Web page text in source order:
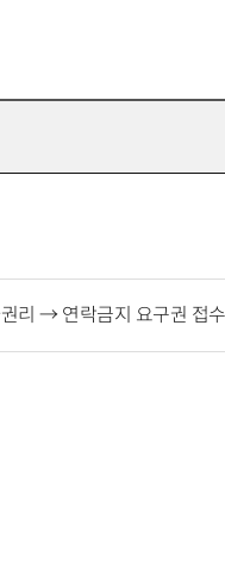
리 → 연락금지 요구권 접수